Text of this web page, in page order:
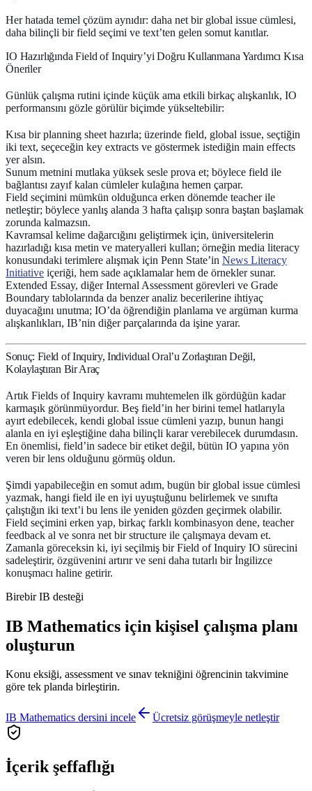
Her hatada temel çözüm aynıdır: daha net bir global issue cümlesi,
daha bilinçli bir field seçimi ve text’ten gelen somut kanıtlar.
IO Hazırlığında Field of Inquiry’yi Doğru Kullanmana Yardımcı Kısa
Öneriler
Günlük çalışma rutini içinde küçük ama etkili birkaç alışkanlık, IO
performansını gözle görülür biçimde yükseltebilir:
Kısa bir planning sheet hazırla; üzerinde field, global issue, seçtiğin
iki text, seçeceğin key extracts ve göstermek istediğin main effects
yer alsın.
Sunum metnini mutlaka yüksek sesle prova et; böylece field ile
bağlantısı zayıf kalan cümleler kulağına hemen çarpar.
Field seçimini mümkün olduğunca erken dönemde teacher ile
netleştir; böylece yanlış alanda 3 hafta çalışıp sonra baştan başlamak
zorunda kalmazsın.
Kavramsal kelime dağarcığını geliştirmek için, üniversitelerin
hazırladığı kısa metin ve materyalleri kullan; örneğin media literacy
konusundaki terimlere alışmak için Penn State’in News Literacy
Initiative içeriği, hem sade açıklamalar hem de örnekler sunar.
Extended Essay, diğer Internal Assessment görevleri ve Grade
Boundary tablolarında da benzer analiz becerilerine ihtiyaç
duyacağını unutma; IO’da öğrendiğin planlama ve argüman kurma
alışkanlıkları, IB’nin diğer parçalarında da işine yarar.
Sonuç: Field of Inquiry, Individual Oral’u Zorlaştıran Değil,
Kolaylaştıran Bir Araç
Artık Fields of Inquiry kavramı muhtemelen ilk gördüğün kadar
karmaşık görünmüyordur. Beş field’in her birini temel hatlarıyla
ayırt edebilecek, kendi global issue cümleni yazıp, bunun hangi
alanla en iyi eşleştiğine daha bilinçli karar verebilecek durumdasın.
En önemlisi, field’in sadece bir etiket değil, bütün IO yapına yön
veren birlens olduğunu görmüş oldun.
Şimdi yapabileceğin en somut adım, bugün bir global issue cümlesi
yazmak, hangi field ile en iyi uyuştuğunu belirlemek ve sınıfta
çalıştığın iki text’i bu lens ile yeniden gözden geçirmek olabilir.
Field seçimini erken yap, birkaç farklı kombinasyon dene, teacher
feedback al ve sonra net bir structure ile çalışmaya devam et.
Zamanla göreceksin ki, iyi seçilmiş bir Field of Inquiry IO sürecini
sadeleştirir, özgüvenini artırır ve seni daha tutarlı bir İngilizce
konuşmacı haline getirir.
Birebir IB desteği
IB Mathematics için kişisel çalışma planı
oluşturun
Konu eksiği, assessment ve sınav tekniğini öğrencinin takvimine
göre tek planda birleştirin.
IB Mathematics dersini incele Ücretsiz görüşmeyle netleştir
İçerik şeffaflığı